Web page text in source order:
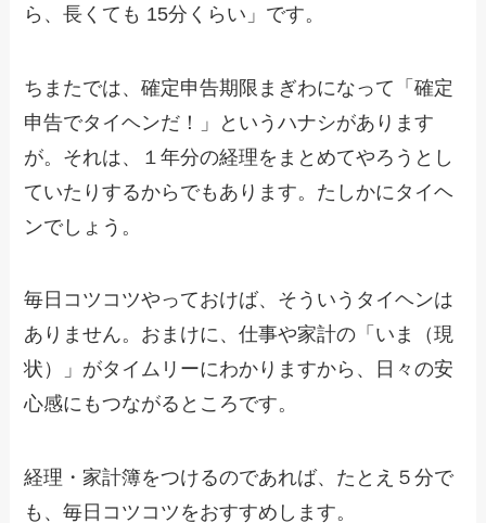
ら、長くても 15分くらい」です。
ちまたでは、確定申告期限まぎわになって「確定
申告でタイヘンだ！」というハナシがあります
が。それは、１年分の経理をまとめてやろうとし
ていたりするからでもあります。たしかにタイヘ
ンでしょう。
毎日コツコツやっておけば、そういうタイヘンは
ありません。おまけに、仕事や家計の「いま（現
状）」がタイムリーにわかりますから、日々の安
心感にもつながるところです。
経理・家計簿をつけるのであれば、たとえ５分で
も、毎日コツコツをおすすめします。